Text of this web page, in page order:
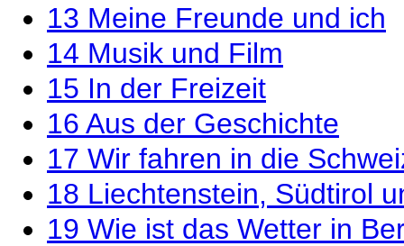
13 Meine Freunde und ich
14 Musik und Film
15 In der Freizeit
16 Aus der Geschichte
17 Wir fahren in die
18 Liechtenstein, Südtirol
19 Wie ist das Wetter in